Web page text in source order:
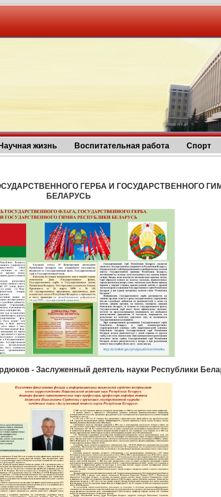
Научная жизнь Воспитательная работа Спорт
ГЕРБА И ГОСУДАРСТВЕННОГО
БЕЛАРУСЬ
- Заслуженный деятель науки Республики